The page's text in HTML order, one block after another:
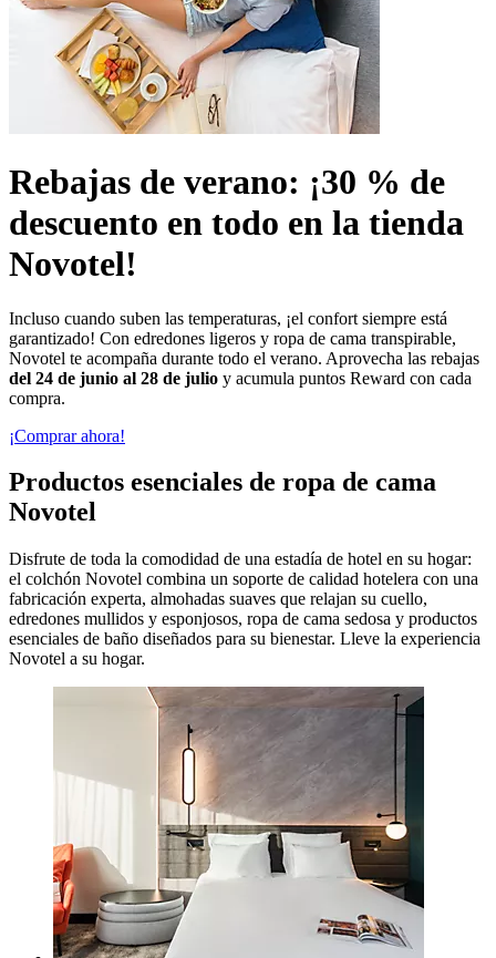
Rebajas de verano: ¡30 % de
descuento en todo en la tienda
Novotel!
Incluso cuando suben las temperaturas, ¡el confort siempre está
garantizado! Con edredones ligeros y ropa de cama transpirable,
Novotel te acompaña durante todo el verano. Aprovecha las rebajas
del 24 de junio al 28 de julio y acumula puntos Reward con cada
compra.
¡Comprar ahora!
Productos esenciales de ropa de cama
Novotel
Disfrute de toda la comodidad de una estadía de hotel en su hogar:
el colchón Novotel combina un soporte de calidad hotelera con una
fabricación experta, almohadas suaves que relajan su cuello,
edredones mullidos y esponjosos, ropa de cama sedosa y productos
esenciales de baño diseñados para su bienestar. Lleve la experiencia
Novotel a su hogar.